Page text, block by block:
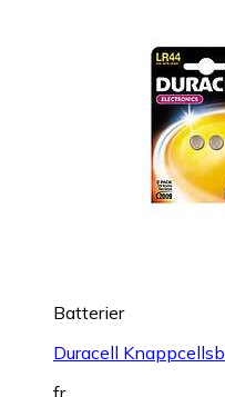
Batterier
Duracell